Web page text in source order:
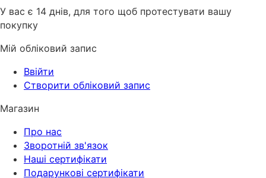
У вас є 14 днів, для того щоб протестувати вашу
покупку
Мій обліковий запис
Ввійти
Створити обліковий запис
Магазин
Про нас
Зворотній зв'язок
Наші сертифікати
Подарункові сертифікати